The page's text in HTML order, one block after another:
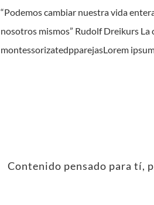
“Podemos cambiar nuestra vida
nosotros mismos” Rudolf Dreikurs
montessorizatedpparejasLorem
Contenido pensado para tí,